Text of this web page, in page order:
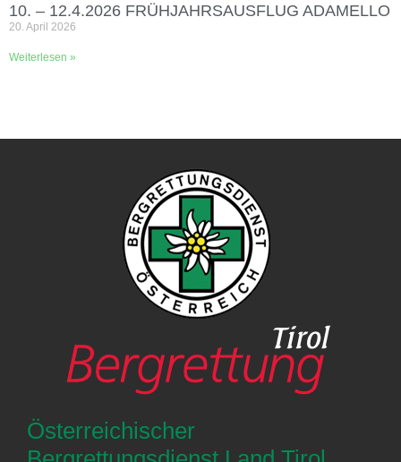
10. – 12.4.2026 FRÜHJAHRSAUSFLUG ADAMELLO
20. April 2026
Weiterlesen »
Österreichischer